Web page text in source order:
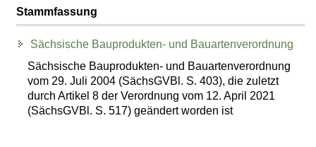
Stammfassung
Sächsische Bauprodukten- und Bauartenverordnung
Sächsische Bauprodukten- und Bauartenverordnung
vom 29. Juli 2004 (SächsGVBl. S. 403), die zuletzt
durch Artikel 8 der Verordnung vom 12. April 2021
(SächsGVBl. S. 517) geändert worden ist